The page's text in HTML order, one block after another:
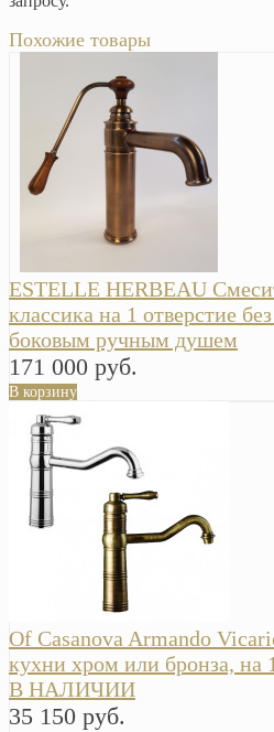
Похожие товары
ESTELLE HERBEAU
классика на 1 отверстие
боковым ручным душем
171 000 руб.
В корзину
Of Casanova Armando
кухни хром или бронза, на
В НАЛИЧИИ
35 150 руб.